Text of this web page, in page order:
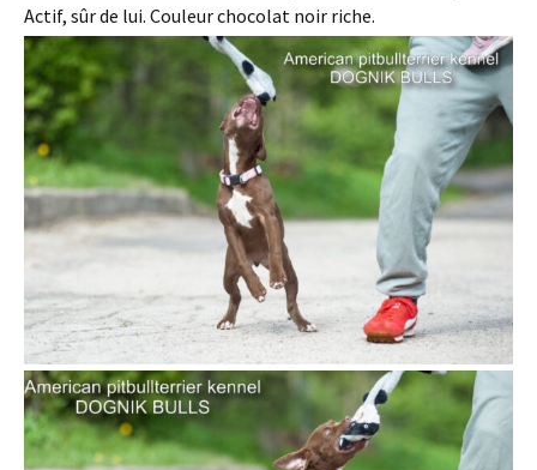
Actif, sûr de lui. Couleur chocolat noir riche.